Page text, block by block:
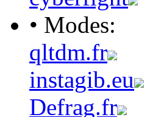
• Modes:
qltdm.fr
instagib.eu
Defrag.fr